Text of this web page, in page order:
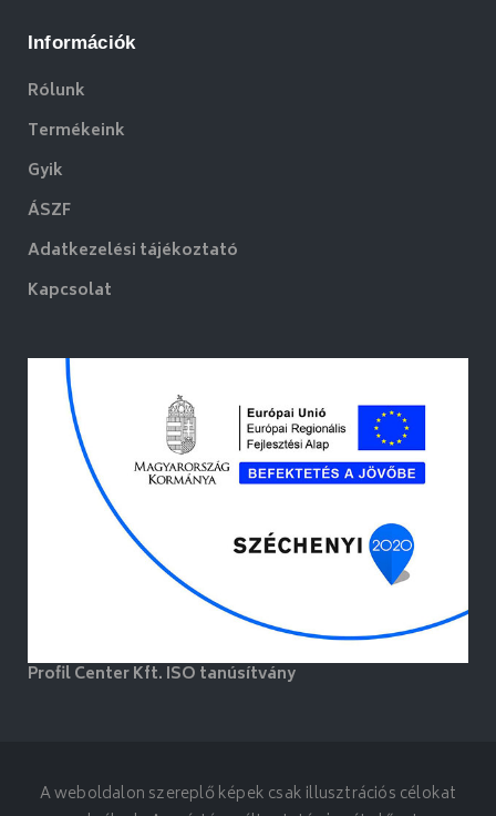
Információk
Rólunk
Termékeink
Gyik
ÁSZF
Adatkezelési tájékoztató
Kapcsolat
Profil Center Kft. ISO tanúsítvány
A weboldalon szereplő képek csak illusztrációs célokat